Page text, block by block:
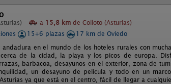
a 15,8 km de Colloto (Asturias)
15+6 plazas
17 km de Oviedo
andadura en el mundo de los hoteles rurales con
de la cidad, la playa y los picos de europa.
barbacoa, desayunos en el exterior, zona de
un desayuno de pelicula y todo en un
ya que está en el centro, fácil de llegar a